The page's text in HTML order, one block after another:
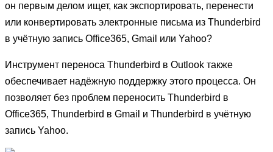
он первым делом ищет, как экспортировать, перенести
или конвертировать электронные письма из Thunderbird
в учётную запись Office365, Gmail или Yahoo?
Инструмент переноса Thunderbird в Outlook также
обеспечивает надёжную поддержку этого процесса. Он
позволяет без проблем переносить Thunderbird в
Office365, Thunderbird в Gmail и Thunderbird в учётную
запись Yahoo.